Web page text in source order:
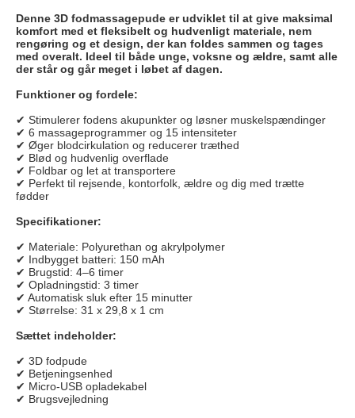
Denne 3D fodmassagepude er udviklet til at give maksimal
komfort med et fleksibelt og hudvenligt materiale, nem
rengøring og et design, der kan foldes sammen og tages
med overalt. Ideel til både unge, voksne og ældre, samt alle
der står og går meget i løbet af dagen.
Funktioner og fordele:
✔ Stimulerer fodens akupunkter og løsner muskelspændinger
✔ 6 massageprogrammer og 15 intensiteter
✔ Øger blodcirkulation og reducerer træthed
✔ Blød og hudvenlig overflade
✔ Foldbar og let at transportere
✔ Perfekt til rejsende, kontorfolk, ældre og dig med trætte
fødder
Specifikationer:
✔ Materiale: Polyurethan og akrylpolymer
✔ Indbygget batteri: 150 mAh
✔ Brugstid: 4–6 timer
✔ Opladningstid: 3 timer
✔ Automatisk sluk efter 15 minutter
✔ Størrelse: 31 x 29,8 x 1 cm
Sættet indeholder:
✔ 3D fodpude
✔ Betjeningsenhed
✔ Micro-USB opladekabel
✔ Brugsvejledning